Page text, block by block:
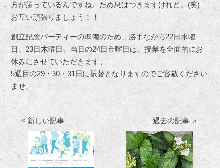
方が勝っているんですね。ため息はつきますけれど。(笑)
お互い頑張りましょう！！
創立記念パーティーの準備のため、勝手ながら22日水曜
日、23日木曜日、当日の24日金曜日は、授業を全面的にお
休みにさせていただきます。
5週目の29・30・31日に振替となりますのでご容赦ください
ませ。
< 新しい記事 過去の記事 ＞